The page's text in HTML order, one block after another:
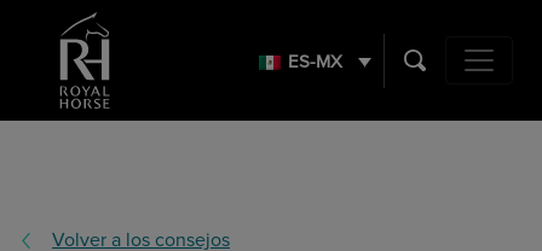
ES-MX
Main
Volver a los consejos